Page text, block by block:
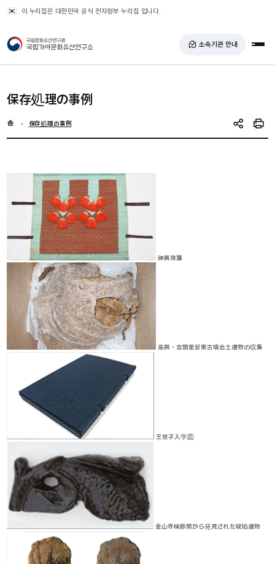
이 누리집은 대한민국 공식 전자정부 누리집 입니다.
국가유산청 국립가야문화유산연구소 소속기관 안내 전
保存処理の事例
홈 현재 위치
保存処理の事例 SNS 공유인쇄
神輿珠簾
高興・吉頭里安東古墳出土遺物の収集
王世子入学図
金山寺候鈴筒から発見された琥珀遺物